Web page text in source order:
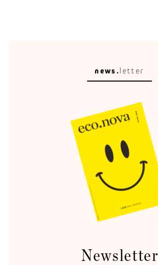
Energie-Wende
Flexibilität ist das Gold der
news.letter
Newsletter